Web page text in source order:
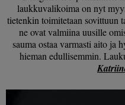
laukkuvalikoima on nyt
tietenkin toimitetaan sovittuun
ne ovat valmiina uusille
sauma ostaa varmasti aito ja
hieman edullisemmin.